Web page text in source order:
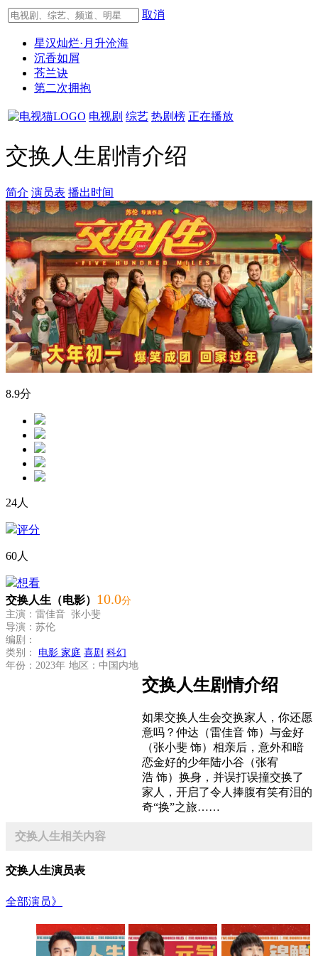
取消
星汉灿烂·月升沧海
沉香如屑
苍兰诀
第二次拥抱
电视剧 综艺 热剧榜 正在播放
交换人生剧情介绍
简介 演员表 播出时间
8.9分
24人
评分
60人
想看
交换人生（电影） 10.0分
主演：雷佳音 张小斐
导演：苏伦
编剧：
类别： 电影 家庭 喜剧 科幻
年份：2023年 地区：中国内地
交换人生剧情介绍
如果交换人生会交换家人，你还愿
意吗？仲达（雷佳音 饰）与金好
（张小斐 饰）相亲后，意外和暗
恋金好的少年陆小谷（张宥
浩 饰）换身，并误打误撞交换了
家人，开启了令人捧腹有笑有泪的
奇“换”之旅……
交换人生相关内容
交换人生演员表
全部演员》